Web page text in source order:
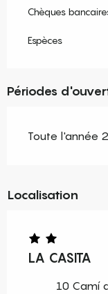
Chèques
Espèces
Périodes
Toute l'année
Localisation
LA CASITA
10 Camí